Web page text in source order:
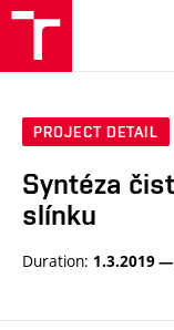
PROJECT DETAIL
Syntéza
slínku
Duration: 1.3.2019